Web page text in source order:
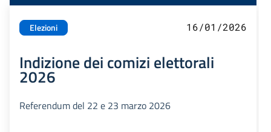
Elezioni 16/01/2026
Indizione dei comizi elettorali
2026
Referendum del 22 e 23 marzo 2026